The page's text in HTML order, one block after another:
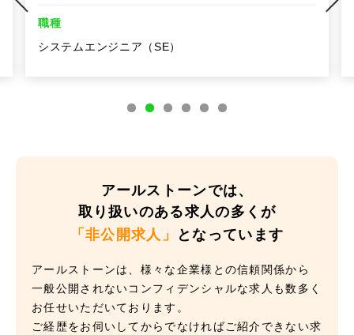
職種
システムエンジニア（SE）
アールストーンでは、
取り扱いのある求人の多くが
「非公開求人」
となっています
アールストーンは、様々な企業様との信頼関係から
一般公開されないコンフィデンシャルな求人も数多く
お任せいただいております。
ご経歴をお伺いしてからでなければご紹介できない求